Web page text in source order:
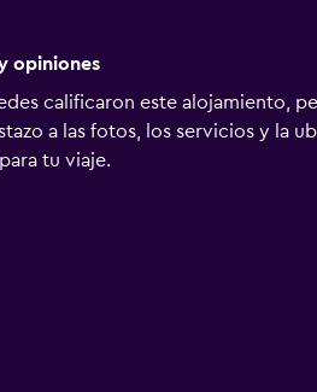
opiniones
calificaron este alojamiento,
a las fotos, los servicios y la
tu viaje.